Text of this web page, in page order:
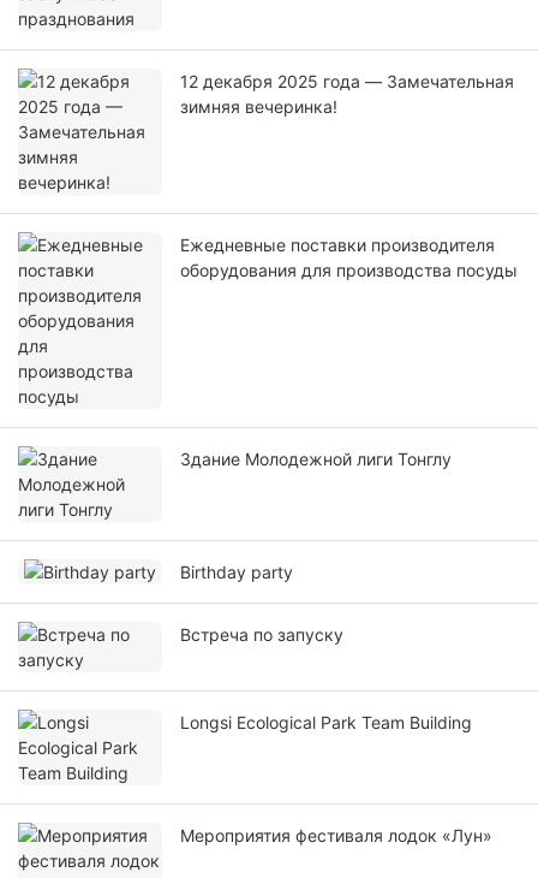
12 декабря 2025 года — Замечательная
зимняя вечеринка!
Ежедневные поставки производителя
оборудования для производства посуды
Здание Молодежной лиги Тонглу
Birthday party
Встреча по запуску
Longsi Ecological Park Team Building
Мероприятия фестиваля лодок «Лун»